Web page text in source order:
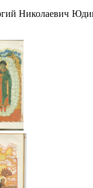
Николаевич